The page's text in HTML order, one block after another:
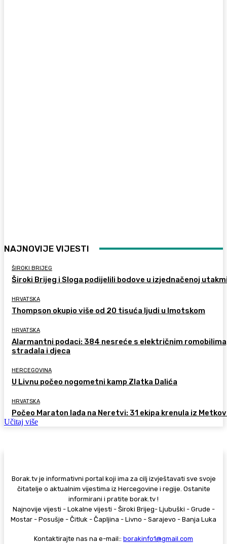
NAJNOVIJE VIJESTI
ŠIROKI BRIJEG
Široki Brijeg i Sloga podijelili bodove u izjednačenoj
HRVATSKA
Thompson okupio više od 20 tisuća ljudi u Imotskom
HRVATSKA
Alarmantni podaci: 384 nesreće s električnim
stradala i djeca
HERCEGOVINA
U Livnu počeo nogometni kamp Zlatka Dalića
HRVATSKA
Počeo Maraton lađa na Neretvi: 31 ekipa krenula iz
Učitaj više
Borak.tv je informativni portal koji ima za cilj izvještavati sve svoje
čitatelje o aktualnim vijestima iz Hercegovine i regije. Ostanite
informirani i pratite borak.tv !
Najnovije vijesti - Lokalne vijesti - Široki Brijeg- Ljubuški - Grude -
Mostar - Posušje - Čitluk - Čapljina - Livno - Sarajevo - Banja Luka
Kontaktirajte nas na e-mail:: borakinfo1@gmail.com